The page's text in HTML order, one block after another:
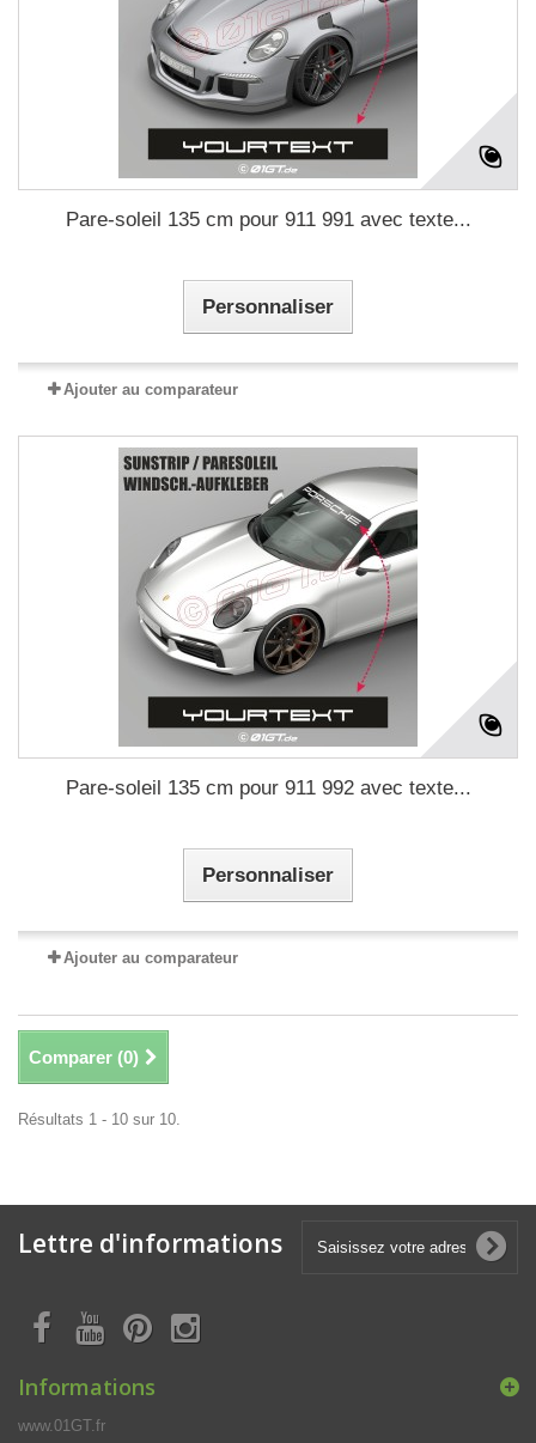
Pare-soleil 135 cm pour 911 991 avec texte...
Personnaliser
Ajouter au comparateur
Pare-soleil 135 cm pour 911 992 avec texte...
Personnaliser
Ajouter au comparateur
Comparer (0)
Résultats 1 - 10 sur 10.
Lettre d'informations
Informations
www.01GT.fr